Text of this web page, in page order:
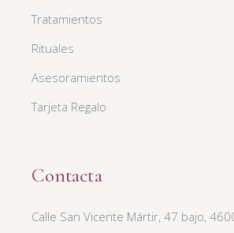
Tratamientos
Rituales
Asesoramientos
Tarjeta Regalo
Contacta
Calle San Vicente Mártir, 47 bajo,